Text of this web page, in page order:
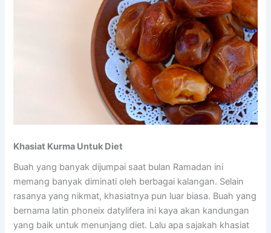
Khasiat Kurma Untuk Diet
Buah yang banyak dijumpai saat bulan Ramadan ini
memang banyak diminati oleh berbagai kalangan. Selain
rasanya yang nikmat, khasiatnya pun luar biasa. Buah yang
bernama latin phoneix datylifera ini kaya akan kandungan
yang baik untuk menunjang diet. Lalu apa sajakah khasiat